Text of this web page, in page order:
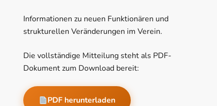
Informationen zu neuen Funktionären und
strukturellen Veränderungen im Verein.
Die vollständige Mitteilung steht als PDF-
Dokument zum Download bereit:
PDF herunterladen